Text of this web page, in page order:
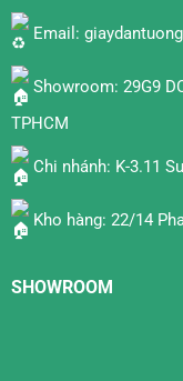
Email:
Showroom: 29G9
TPHCM
Chi nhánh: K-3.11
Kho hàng: 22/14
SHOWROOM